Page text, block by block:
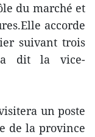
du marché et
accorde
suivant trois
a dit la vice-
un poste
de la province